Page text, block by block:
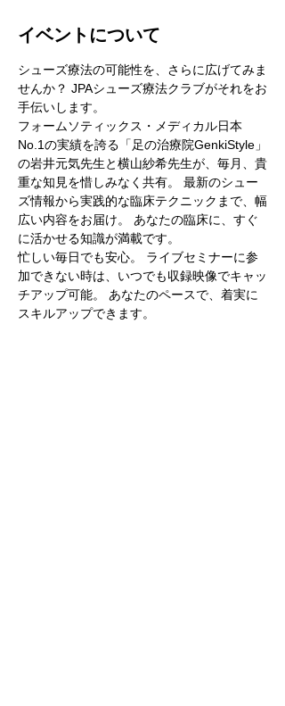
イベントについて
シューズ療法の可能性を、さらに広げてみま
せんか？ JPAシューズ療法クラブがそれをお
手伝いします。
フォームソティックス・メディカル日本
No.1の実績を誇る「足の治療院GenkiStyle」
の岩井元気先生と横山紗希先生が、毎月、貴
重な知見を惜しみなく共有。 最新のシュー
ズ情報から実践的な臨床テクニックまで、幅
広い内容をお届け。 あなたの臨床に、すぐ
に活かせる知識が満載です。
忙しい毎日でも安心。 ライブセミナーに参
加できない時は、いつでも収録映像でキャッ
チアップ可能。 あなたのペースで、着実に
スキルアップできます。